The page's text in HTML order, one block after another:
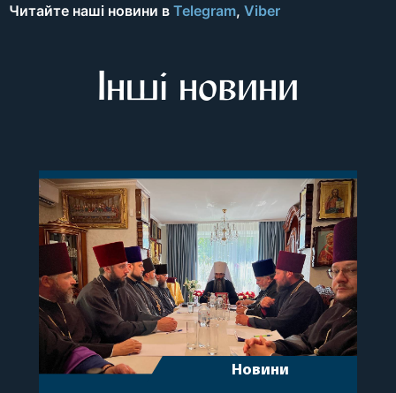
Читайте наші новини в Telegram, Viber
Інші новини
Новини